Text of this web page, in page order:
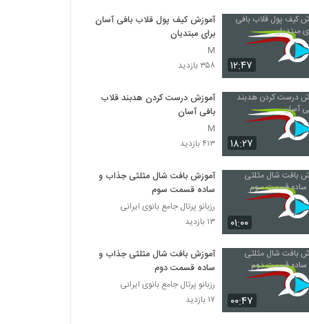
۱۲:۴۷
آموزش کیف پول قلاب بافی آسان
برای مبتدیان
M
۳۵۸ بازدید
۱۸:۲۷
آموزش درست کردن هدبند قلاب
بافی آسان
M
۴۱۳ بازدید
۰۱:۰۰
آموزش بافت شال مثلثی جذاب و
ساده قسمت سوم
رزبانو پرتال جامع بانوی ایرانی
۱۳ بازدید
۰۰:۴۷
آموزش بافت شال مثلثی جذاب و
ساده قسمت دوم
رزبانو پرتال جامع بانوی ایرانی
۱۷ بازدید